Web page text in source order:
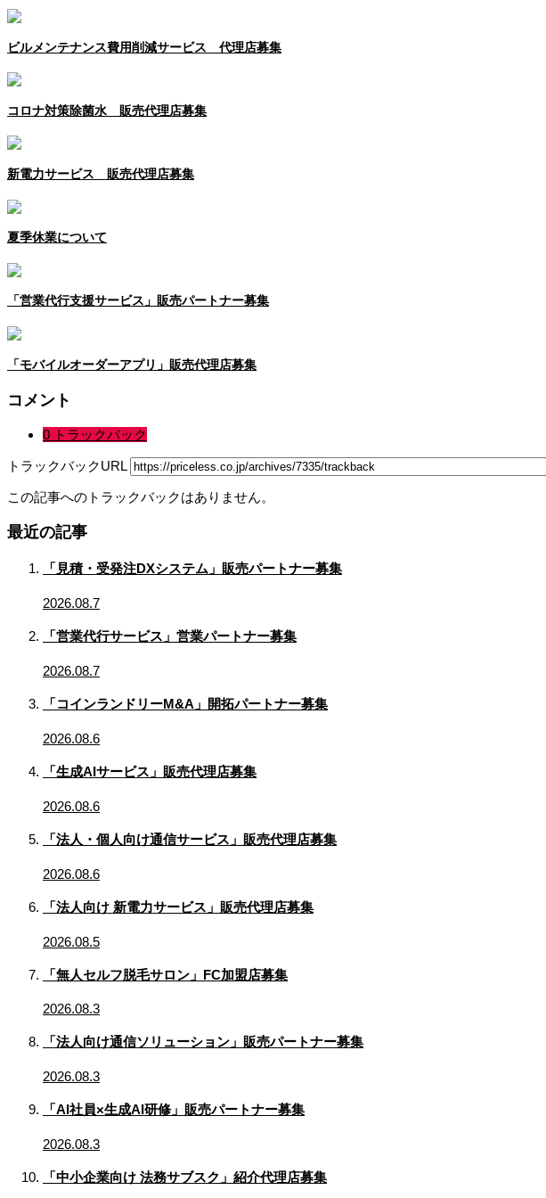
ビルメンテナンス費用削減サービス 代理店募集
コロナ対策除菌水 販売代理店募集
新電力サービス 販売代理店募集
夏季休業について
「営業代行支援サービス」販売パートナー募集
「モバイルオーダーアプリ」販売代理店募集
コメント
0 トラックバック
トラックバックURL
この記事へのトラックバックはありません。
最近の記事
「見積・受発注DXシステム」販売パートナー募集
2026.08.7
「営業代行サービス」営業パートナー募集
2026.08.7
「コインランドリーM&A」開拓パートナー募集
2026.08.6
「生成AIサービス」販売代理店募集
2026.08.6
「法人・個人向け通信サービス」販売代理店募集
2026.08.6
「法人向け 新電力サービス」販売代理店募集
2026.08.5
「無人セルフ脱毛サロン」FC加盟店募集
2026.08.3
「法人向け通信ソリューション」販売パートナー募集
2026.08.3
「AI社員×生成AI研修」販売パートナー募集
2026.08.3
「中小企業向け 法務サブスク」紹介代理店募集